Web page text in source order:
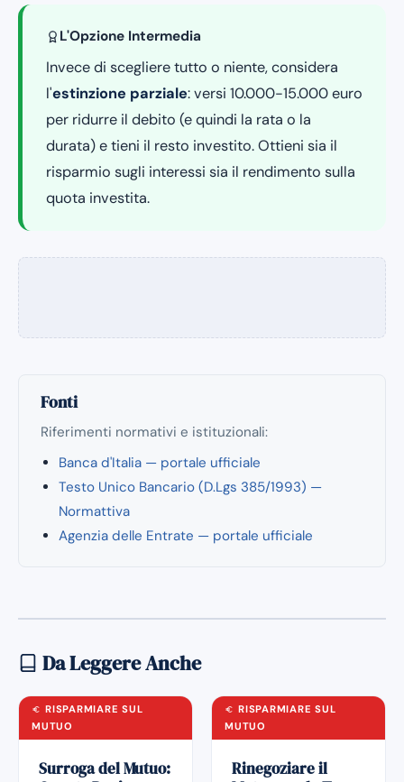
L'Opzione Intermedia
Invece di scegliere tutto o niente, considera
l'estinzione parziale: versi 10.000-15.000 euro
per ridurre il debito (e quindi la rata o la
durata) e tieni il resto investito. Ottieni sia il
risparmio sugli interessi sia il rendimento sulla
quota investita.
Fonti
Riferimenti normativi e istituzionali:
Banca d'Italia — portale ufficiale
Testo Unico Bancario (D.Lgs 385/1993) —
Normattiva
Agenzia delle Entrate — portale ufficiale
Da Leggere Anche
RISPARMIARE SUL
MUTUO
Surroga del Mutuo:
RISPARMIARE SUL
MUTUO
Rinegoziare il